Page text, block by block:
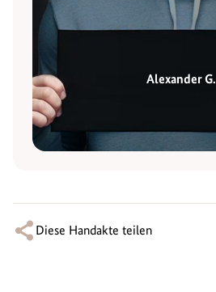
Alexander G.
Diese Handakte teilen